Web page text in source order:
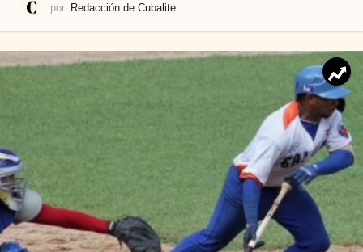
por Redacción de Cubalite